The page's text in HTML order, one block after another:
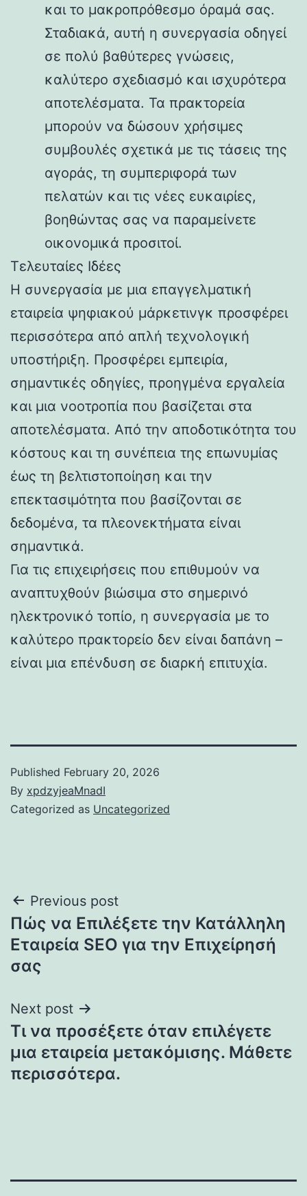
και το μακροπρόθεσμο όραμά σας.
Σταδιακά, αυτή η συνεργασία οδηγεί
σε πολύ βαθύτερες γνώσεις,
καλύτερο σχεδιασμό και ισχυρότερα
αποτελέσματα. Τα πρακτορεία
μπορούν να δώσουν χρήσιμες
συμβουλές σχετικά με τις τάσεις της
αγοράς, τη συμπεριφορά των
πελατών και τις νέες ευκαιρίες,
βοηθώντας σας να παραμείνετε
οικονομικά προσιτοί.
Τελευταίες Ιδέες
Η συνεργασία με μια επαγγελματική
εταιρεία ψηφιακού μάρκετινγκ προσφέρει
περισσότερα από απλή τεχνολογική
υποστήριξη. Προσφέρει εμπειρία,
σημαντικές οδηγίες, προηγμένα εργαλεία
και μια νοοτροπία που βασίζεται στα
αποτελέσματα. Από την αποδοτικότητα του
κόστους και τη συνέπεια της επωνυμίας
έως τη βελτιστοποίηση και την
επεκτασιμότητα που βασίζονται σε
δεδομένα, τα πλεονεκτήματα είναι
σημαντικά.
Για τις επιχειρήσεις που επιθυμούν να
αναπτυχθούν βιώσιμα στο σημερινό
ηλεκτρονικό τοπίο, η συνεργασία με το
καλύτερο πρακτορείο δεν είναι δαπάνη –
είναι μια επένδυση σε διαρκή επιτυχία.
Published February 20, 2026
By xpdzyjeaMnadI
Categorized as Uncategorized
Post
navigation
Previous post
Πώς να Επιλέξετε την Κατάλληλη
Εταιρεία SEO για την Επιχείρησή
σας
Next post
Τι να προσέξετε όταν επιλέγετε
μια εταιρεία μετακόμισης. Μάθετε
περισσότερα.